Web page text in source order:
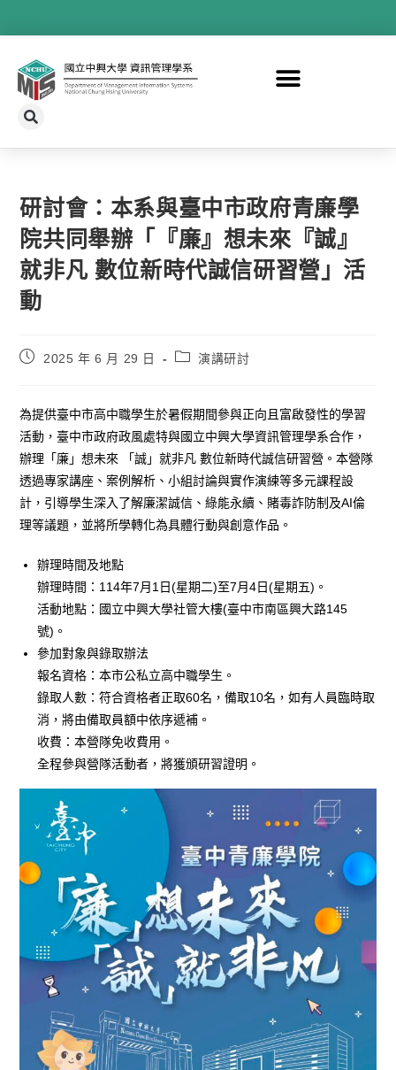
研討會：本系與臺中市政府青廉學
院共同舉辦「『廉』想未來『誠』
就非凡 數位新時代誠信研習營」活
動
2025 年 6 月 29 日 演講研討
為提供臺中市高中職學生於暑假期間參與正向且富啟發性的學習
活動，臺中市政府政風處特與國立中興大學資訊管理學系合作，
辦理「廉」想未來 「誠」就非凡 數位新時代誠信研習營。本營隊
透過專家講座、案例解析、小組討論與實作演練等多元課程設
計，引導學生深入了解廉潔誠信、綠能永續、賭毒詐防制及AI倫
理等議題，並將所學轉化為具體行動與創意作品。
辦理時間及地點
辦理時間：114年7月1日(星期二)至7月4日(星期五)。
活動地點：國立中興大學社管大樓(臺中市南區興大路145
號)。
參加對象與錄取辦法
報名資格：本市公私立高中職學生。
錄取人數：符合資格者正取60名，備取10名，如有人員臨時取
消，將由備取員額中依序遞補。
收費：本營隊免收費用。
全程參與營隊活動者，將獲頒研習證明。